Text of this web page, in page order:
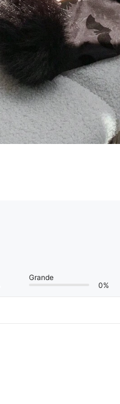
Grande
0%